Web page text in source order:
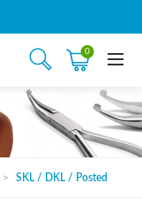
0
SKL / DKL / Posted